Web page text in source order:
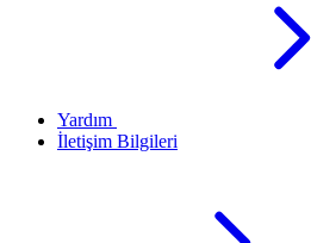
Yardım
İletişim Bilgileri